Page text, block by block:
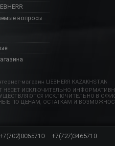
+7(702)0065710 +7(727)3465710
вопросы
магазин LIEBHERR KAZAKHSTAN
ИСКЛЮЧИТЕЛЬНО
ИСКЛЮЧИТЕЛЬНО В
ПО ЦЕНАМ, ОСТАТКАМ И